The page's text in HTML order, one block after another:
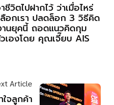
ชีวิตไปฝากไว้ ว่าเมื่อไหร่
ลือกเรา ปลดล็อก 3 วิธีคิด
านยุคนี้ ถอดแนวคิดกุม
เองโดย คุณเจี๊ยบ AIS
Article
จลูกค้า